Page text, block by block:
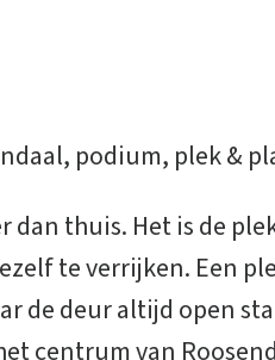
podium, plek &
dan thuis. Het is de
te verrijken. Een
de deur altijd open
centrum van